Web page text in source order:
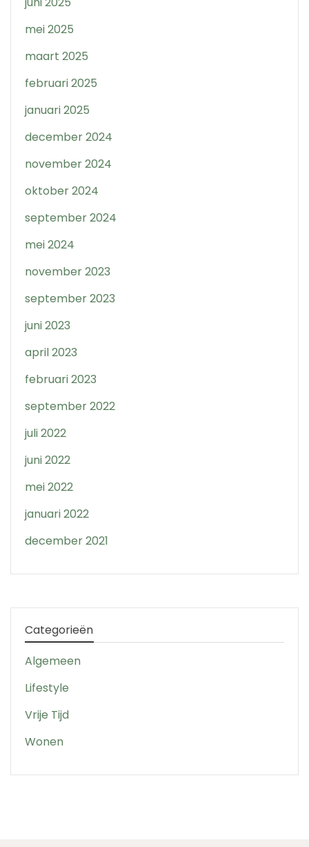
mei 2025
maart 2025
februari 2025
januari 2025
december 2024
november 2024
oktober 2024
september 2024
mei 2024
november 2023
september 2023
juni 2023
april 2023
februari 2023
september 2022
juli 2022
juni 2022
mei 2022
januari 2022
december 2021
Categorieën
Algemeen
Lifestyle
Vrije Tijd
Wonen